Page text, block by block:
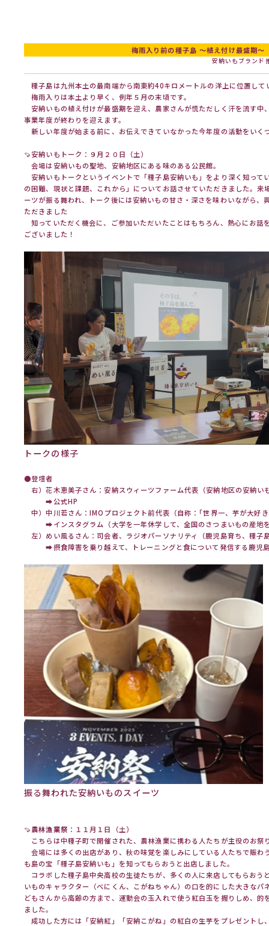
梅雨入り前の種子島 ～植え付け最盛期～
安納いもブランド
種子島は九州本土の最南端から南東約40キロメートルの洋上に位置して
梅雨入りは本土より早く、例年５月の末頃です。
安納いもの植え付けが最盛期を迎え、農家さんが慌ただしく汗を流す中
事業年度が終わりを迎えます。
新しい年度が始まる前に、お伝えできていなかった今年度の活動をいく
🍠安納いもトーク：９月２０日（土）
会場は安納いもの聖地、安納地区にある味のある公民館。
安納いもトークというイベントで「種子島安納いも」をより深く知って
の困難、現状と課題、これから」についてお話させていただきました。来
ーツが振る舞われ、トーク後には安納いもの甘さ・深さを味わいながら、
ただきました
知っていただく機会に、ご参加いただいたことはもちろん、熱心にお話
ございました！
トークの様子
●登壇者
右）花木恵美子さん：安納スウィーツファーム代表（安納地区の安納い
➡公式HP
中）中川若さん：IMOプロジェクト前代表（自称：｢世界一、芋が大好
➡インスタグラム（大学を一年休学して、全国のさつまいもの産地
左）めい風るさん：司会者、ラジオパーソナリティ（鹿児島育ち、種子
➡摂食障害を乗り越えて、トレーニングと食について発信する鹿児
振る舞われた安納いものスイーツ
🍠農林漁業祭 ：１１月１日（土）
こちらは中種子町で開催された、農林漁業に携わる人たちが主役のお祭
会場には多くの出店があり、秋の味覚を楽しみにしている人たちで賑わ
も島の宝「種子島安納いも」を知ってもらおうと出店しました。
コラボした種子島中央高校の生徒たちが、多くの人に来店してもらおう
いものキャラクター（べにくん、こがねちゃん）の口を的にした大きなパ
どもさんから高齢の方まで、運動会の玉入れで使う紅白玉を握りしめ、的
ました。
成功した方には「安納紅」「安納こがね」の紅白の生芋をプレゼントし